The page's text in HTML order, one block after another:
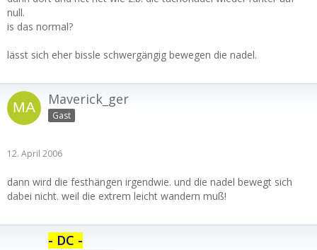
null.
is das normal?
lässt sich eher bissle schwergängig bewegen die nadel.
Maverick_ger
Gast
12. April 2006
dann wird die festhängen irgendwie. und die nadel bewegt sich
dabei nicht. weil die extrem leicht wandern muß!
- DC -